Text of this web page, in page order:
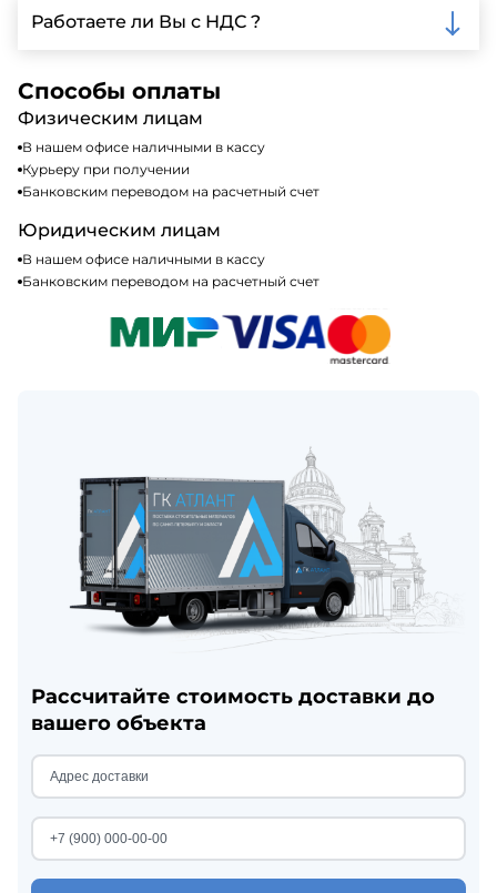
включая наличные, банковские переводы,
кредитные карты. Подробную информацию о
Работаете ли Вы с НДС ?
налогообложения, т.е с НДС 20%
Способы оплаты
Физическим лицам
В нашем офисе наличными в кассу
Курьеру при получении
Банковским переводом на расчетный счет
Юридическим лицам
В нашем офисе наличными в кассу
Банковским переводом на расчетный счет
Рассчитайте стоимость доставки до
вашего объекта